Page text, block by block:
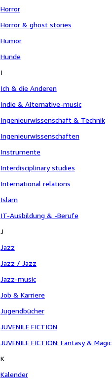
Horror
Horror & ghost stories
Humor
Hunde
I
Ich & die Anderen
Indie & Alternative-music
Ingenieurwissenschaft & Technik
Ingenieurwissenschaften
Instrumente
Interdisciplinary studies
International relations
Islam
IT-Ausbildung & -Berufe
J
Jazz
Jazz / Jazz
Jazz-music
Job & Karriere
Jugendbücher
JUVENILE FICTION
JUVENILE FICTION: Fantasy & Magic
K
Kalender